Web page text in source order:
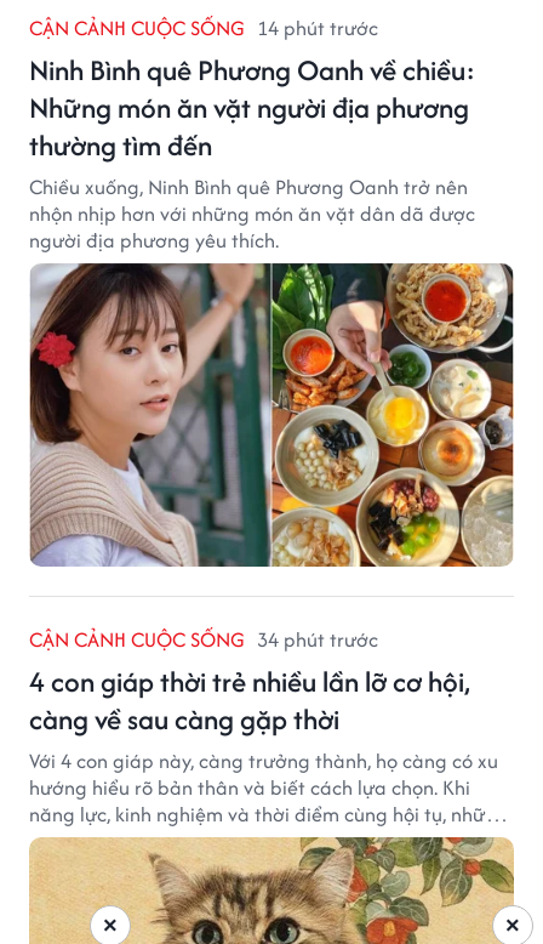
CẬN CẢNH CUỘC SỐNG 14 phút trước
Ninh Bình quê Phương Oanh về chiều:
Những món ăn vặt người địa phương
thường tìm đến
Chiều xuống, Ninh Bình quê Phương Oanh trở nên
nhộn nhịp hơn với những món ăn vặt dân dã được
người địa phương yêu thích.
CẬN CẢNH CUỘC SỐNG 34 phút trước
4 con giáp thời trẻ nhiều lần lỡ cơ hội,
càng về sau càng gặp thời
Với 4 con giáp này, càng trưởng thành, họ càng có xu
hướng hiểu rõ bản thân và biết cách lựa chọn. Khi
năng lực, kinh nghiệm và thời điểm cùng hội tụ, những
cơ hội từng tưởng đã vuột mất có thể được thay thế
bằng những cơ hội phù hợp hơn.
×
×